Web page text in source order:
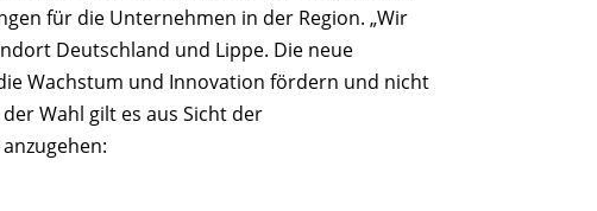
für die Unternehmen in der Region. „Wir
Deutschland und Lippe. Die neue
Wachstum und Innovation fördern und nicht
Wahl gilt es aus Sicht der